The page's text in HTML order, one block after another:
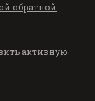
обратной
активную